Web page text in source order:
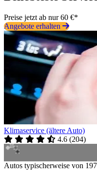
Preise jetzt ab nur 60 €*
Angebote erhalten
Klimaservice (ältere Auto)
4.6 (204)
Autos typischerweise von